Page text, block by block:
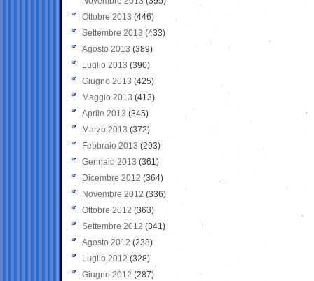
Ottobre 2013 (446)
Settembre 2013 (433)
Agosto 2013 (389)
Luglio 2013 (390)
Giugno 2013 (425)
Maggio 2013 (413)
Aprile 2013 (345)
Marzo 2013 (372)
Febbraio 2013 (293)
Gennaio 2013 (361)
Dicembre 2012 (364)
Novembre 2012 (336)
Ottobre 2012 (363)
Settembre 2012 (341)
Agosto 2012 (238)
Luglio 2012 (328)
Giugno 2012 (287)